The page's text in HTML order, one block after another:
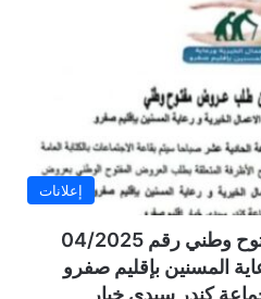
إعلانات
إعلان عن طلب عروض مفتوح وطني رقم 04/2025
المسنين بإقليم صفرو
كندر سيدي خيار